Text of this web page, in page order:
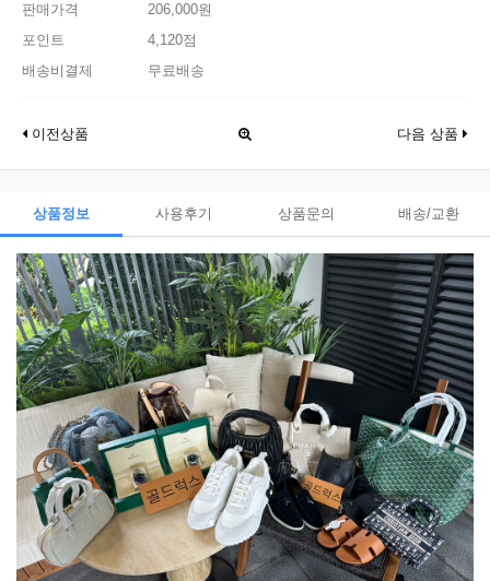
판매가격
206,000원
포인트
4,120점
배송비결제
무료배송
이전상품 다음 상품
상품정보 사용후기 상품문의 배송/교환